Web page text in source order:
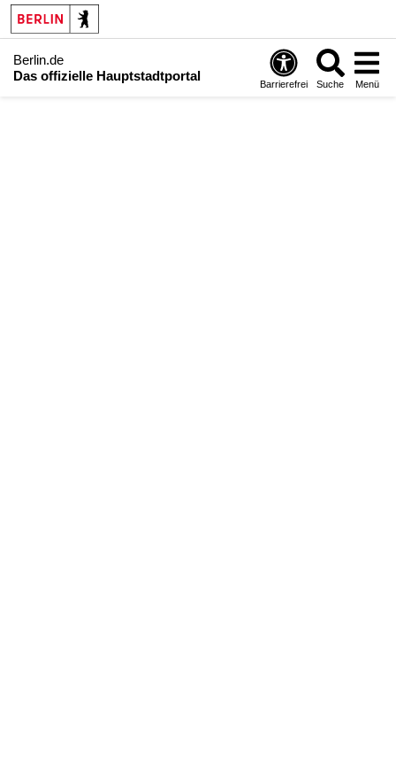
Berlin.de
Das offizielle Hauptstadtportal
Barrierefrei Suche Menü